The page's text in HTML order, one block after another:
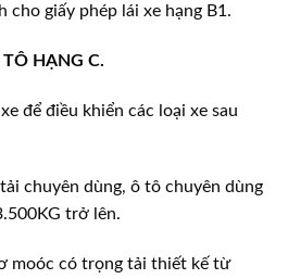
cho giấy phép lái xe hạng B1.
TÔ HẠNG C.
để điều khiển các loại xe sau
chuyên dùng, ô tô chuyên dùng
trở lên.
moóc có trọng tải thiết kế từ